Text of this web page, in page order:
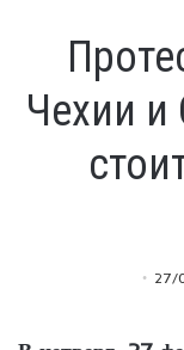
Чехии и
27/